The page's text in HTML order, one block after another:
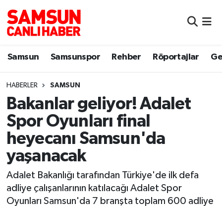
Samsun Samsunspor Rehber Röportajlar
HABERLER SAMSUN
Bakanlar geliyor! Adalet
Spor Oyunları final
heyecanı Samsun'da
yaşanacak
Adalet Bakanlığı tarafından Türkiye'de ilk defa
adliye çalışanlarının katılacağı Adalet Spor
Oyunları Samsun'da 7 branşta toplam 600 adliye
Samsun
Sokak Röportajları
Genel
Dünya
Eğitim
Sağlık
Samsun Nöbetçi Eczaneler
Samsun Hava Durumu
Samsun Namaz Vakitleri
Samsun Trafik Yoğunluk Haritası
Süper Lig Puan Durumu ve Fikstür
Tüm Manşetler
Son Dakika Haberleri